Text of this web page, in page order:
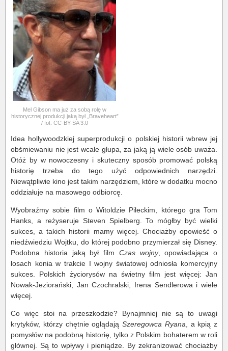
Mel Gibson ma już za sobą rolę w
historycznej produkcji jaką był „Braveheart”
/ fot. CC-BY-SA 3.0
Idea hollywoodzkiej superprodukcji o polskiej historii wbrew jej
obśmiewaniu nie jest wcale głupa, za jaką ją wiele osób uważa.
Otóż by w nowoczesny i skuteczny sposób promować polską
historię trzeba do tego użyć odpowiednich narzędzi.
Niewątpliwie kino jest takim narzędziem, które w dodatku mocno
oddziałuje na masowego odbiorcę.
Wyobraźmy sobie film o Witoldzie Pileckim, którego gra Tom
Hanks, a reżyseruje Steven Spielberg. To mógłby być wielki
sukces, a takich historii mamy więcej. Chociażby opowieść o
niedźwiedziu Wojtku, do której podobno przymierzał się Disney.
Podobna historia jaką był film Czas wojny, opowiadająca o
losach konia w trakcie I wojny światowej odniosła komercyjny
sukces. Polskich życiorysów na świetny film jest więcej: Jan
Nowak-Jeziorański, Jan Czochralski, Irena Sendlerowa i wiele
więcej.
Co więc stoi na przeszkodzie? Bynajmniej nie są to uwagi
krytyków, którzy chętnie oglądają Szeregowca Ryana , a kpią z
pomysłów na podobną historię, tylko z Polskim bohaterem w roli
głównej. Są to wpływy i pieniądze. By zekranizować chociażby